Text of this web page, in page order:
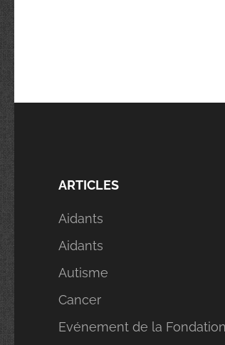
ARTICLES
Aidants
Aidants
Autisme
Cancer
Evénement de la Fondation